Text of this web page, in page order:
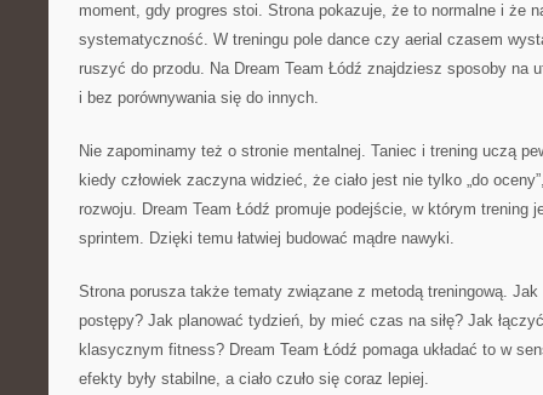
moment, gdy progres stoi. Strona pokazuje, że to normalne i że
systematyczność. W treningu pole dance czy aerial czasem
ruszyć do przodu. Na Dream Team Łódź znajdziesz sposoby na
i bez porównywania się do innych.
Nie zapominamy też o stronie mentalnej. Taniec i trening uczą
kiedy człowiek zaczyna widzieć, że ciało jest nie tylko „do
rozwoju. Dream Team Łódź promuje podejście, w którym trening
sprintem. Dzięki temu łatwiej budować mądre nawyki.
Strona porusza także tematy związane z metodą treningową.
postępy? Jak planować tydzień, by mieć czas na siłę? Jak
klasycznym fitness? Dream Team Łódź pomaga układać to w
efekty były stabilne, a ciało czuło się coraz lepiej.